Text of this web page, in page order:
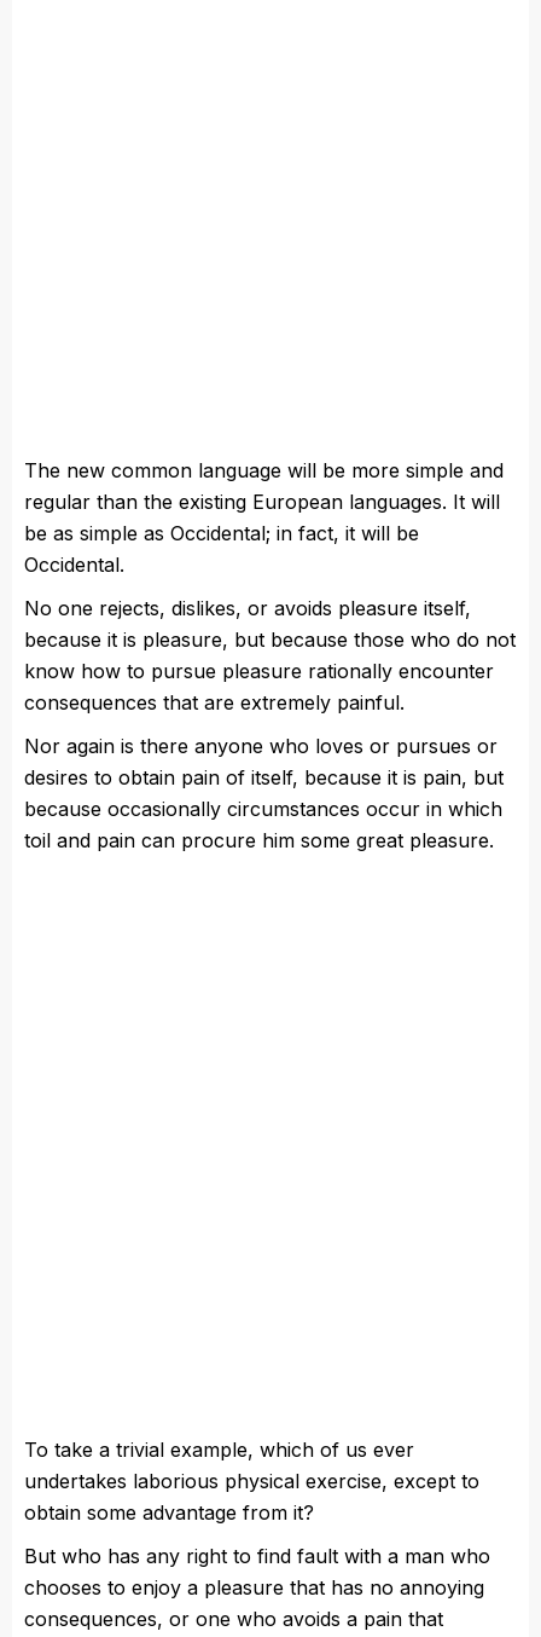
The new common language will be more simple and
regular than the existing European languages. It will
be as simple as Occidental; in fact, it will be
Occidental.
No one rejects, dislikes, or avoids pleasure itself,
because it is pleasure, but because those who do not
know how to pursue pleasure rationally encounter
consequences that are extremely painful.
Nor again is there anyone who loves or pursues or
desires to obtain pain of itself, because it is pain, but
because occasionally circumstances occur in which
toil and pain can procure him some great pleasure.
To take a trivial example, which of us ever
undertakes laborious physical exercise, except to
obtain some advantage from it?
But who has any right to find fault with a man who
chooses to enjoy a pleasure that has no annoying
consequences, or one who avoids a pain that